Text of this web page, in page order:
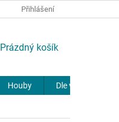
JOURNAL
Přihlášení
NÁKUPNÍ
Prázdný košík
Houby Dle výrobců